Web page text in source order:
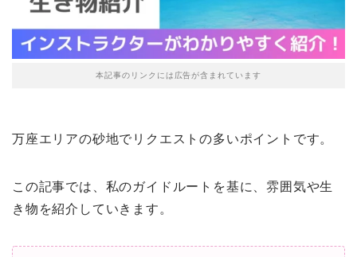
本記事のリンクには広告が含まれています
万座エリアの砂地でリクエストの多いポイントです。
この記事では、私のガイドルートを基に、雰囲気や生
き物を紹介していきます。